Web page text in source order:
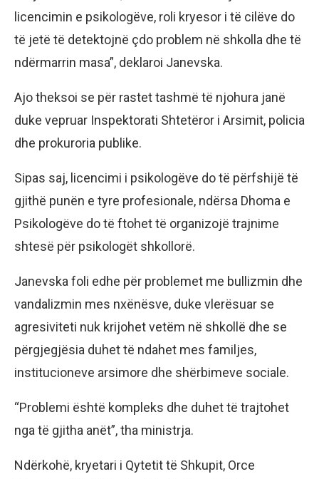
licencimin e psikologëve, roli kryesor i të cilëve do
të jetë të detektojnë çdo problem në shkolla dhe të
ndërmarrin masa”, deklaroi Janevska.
Ajo theksoi se për rastet tashmë të njohura janë
duke vepruar Inspektorati Shtetëror i Arsimit, policia
dhe prokuroria publike.
Sipas saj, licencimi i psikologëve do të përfshijë të
gjithë punën e tyre profesionale, ndërsa Dhoma e
Psikologëve do të ftohet të organizojë trajnime
shtesë për psikologët shkollorë.
Janevska foli edhe për problemet me bullizmin dhe
vandalizmin mes nxënësve, duke vlerësuar se
agresiviteti nuk krijohet vetëm në shkollë dhe se
përgjegjësia duhet të ndahet mes familjes,
institucioneve arsimore dhe shërbimeve sociale.
“Problemi është kompleks dhe duhet të trajtohet
nga të gjitha anët”, tha ministrja.
Ndërkohë, kryetari i Qytetit të Shkupit, Orce